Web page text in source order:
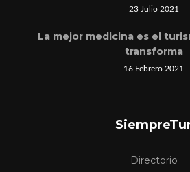
23 Julio 2021
La mejor medicina es el
transforma
16 Febrero 2021
Directorio